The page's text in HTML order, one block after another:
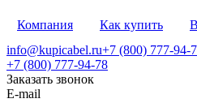
Компания Как купить
info@kupicabel.ru+7 (800) 777-94-
+7 (800) 777-94-78
Заказать звонок
E-mail